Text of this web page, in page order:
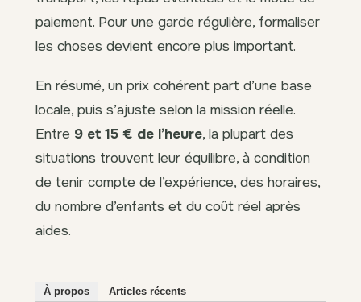
paiement. Pour une garde régulière, formaliser
les choses devient encore plus important.
En résumé, un prix cohérent part d’une base
locale, puis s’ajuste selon la mission réelle.
Entre 9 et 15 € de l’heure, la plupart des
situations trouvent leur équilibre, à condition
de tenir compte de l’expérience, des horaires,
du nombre d’enfants et du coût réel après
aides.
À propos Articles récents